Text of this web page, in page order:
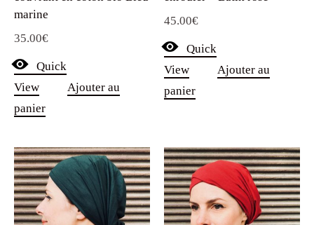
35.00 €
Quick
View
panier
Quick
View
panier